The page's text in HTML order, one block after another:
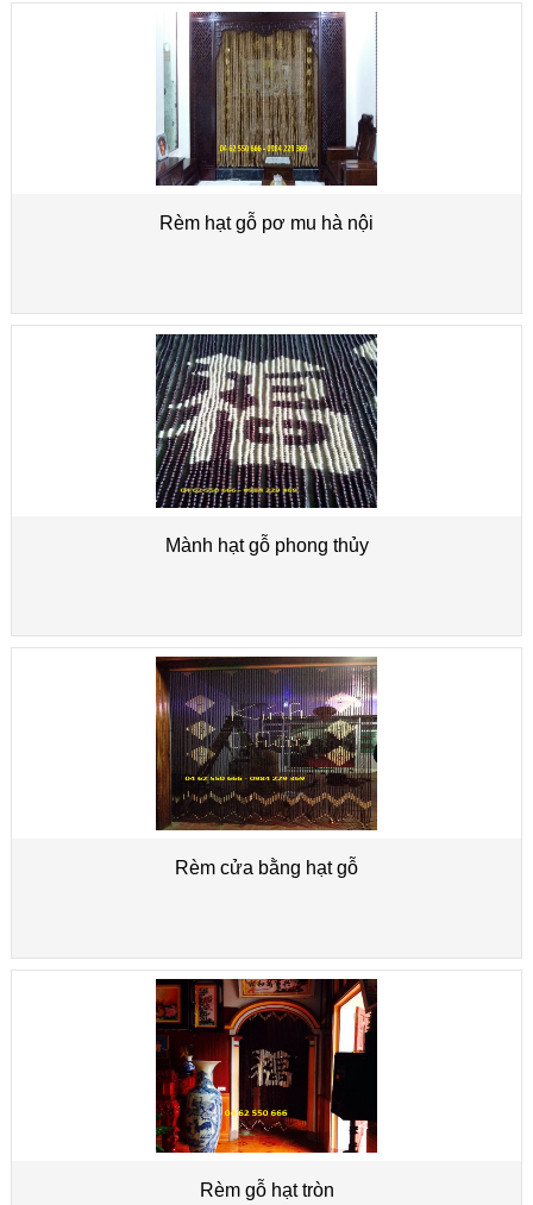
Rèm hạt gỗ pơ mu hà nội
Mành hạt gỗ phong thủy
Rèm cửa bằng hạt gỗ
Rèm gỗ hạt tròn